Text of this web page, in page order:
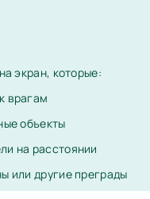
экран, которые:
врагам
объекты
на расстоянии
или другие преграды